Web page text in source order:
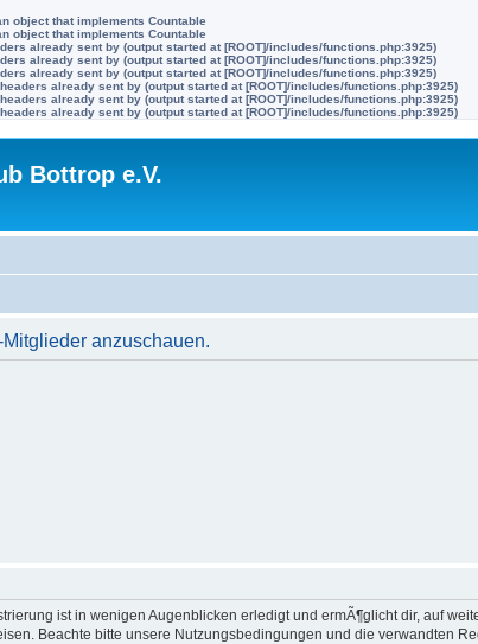
object that implements Countable
object that implements Countable
already sent by (output started at [ROOT]/includes/functions.php:3925)
already sent by (output started at [ROOT]/includes/functions.php:3925)
already sent by (output started at [ROOT]/includes/functions.php:3925)
already sent by (output started at [ROOT]/includes/functions.php:3925)
already sent by (output started at [ROOT]/includes/functions.php:3925)
already sent by (output started at [ROOT]/includes/functions.php:3925)
Bottrop e.V.
anzuschauen.
ist in wenigen Augenblicken erledigt und ermÃ¶glicht dir, auf
Beachte bitte unsere Nutzungsbedingungen und die verwandten